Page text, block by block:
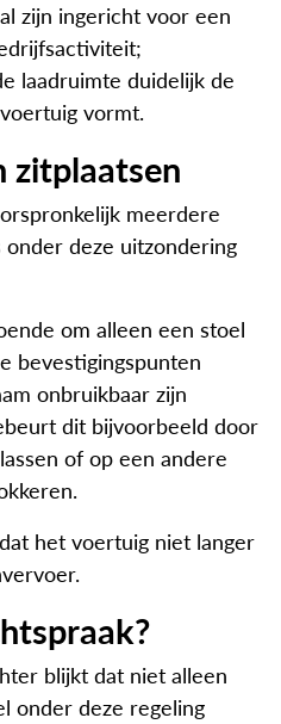
zijn ingericht voor een
laadruimte duidelijk de
vormt.
zitplaatsen
meerdere
onder deze uitzondering
om alleen een stoel
bevestigingspunten
onbruikbaar zijn
dit bijvoorbeeld door
of op een andere
het voertuig niet langer
blijkt dat niet alleen
onder deze regeling